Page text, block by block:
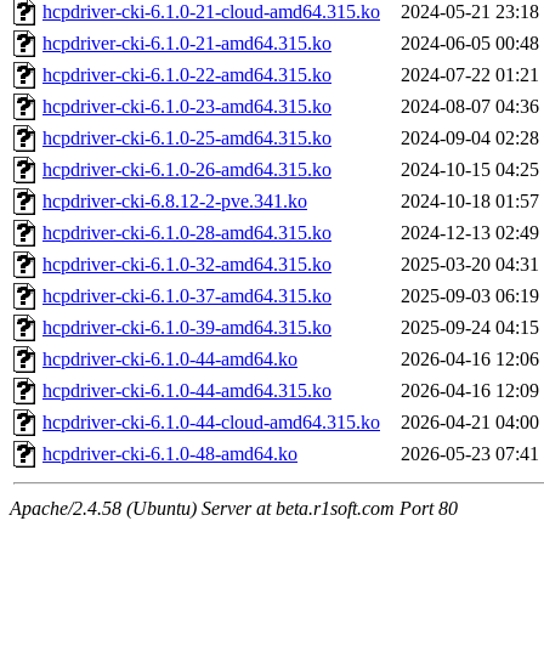
hcpdriver-cki-6.1.0-21-cloud-amd64.315.ko
2024-05-21 23:18
hcpdriver-cki-6.1.0-21-amd64.315.ko
2024-06-05 00:48
hcpdriver-cki-6.1.0-22-amd64.315.ko
2024-07-22 01:21
hcpdriver-cki-6.1.0-23-amd64.315.ko
2024-08-07 04:36
hcpdriver-cki-6.1.0-25-amd64.315.ko
2024-09-04 02:28
hcpdriver-cki-6.1.0-26-amd64.315.ko
2024-10-15 04:25
hcpdriver-cki-6.8.12-2-pve.341.ko
2024-10-18 01:57
hcpdriver-cki-6.1.0-28-amd64.315.ko
2024-12-13 02:49
hcpdriver-cki-6.1.0-32-amd64.315.ko
2025-03-20 04:31
hcpdriver-cki-6.1.0-37-amd64.315.ko
2025-09-03 06:19
hcpdriver-cki-6.1.0-39-amd64.315.ko
2025-09-24 04:15
hcpdriver-cki-6.1.0-44-amd64.ko
2026-04-16 12:06
hcpdriver-cki-6.1.0-44-amd64.315.ko
2026-04-16 12:09
hcpdriver-cki-6.1.0-44-cloud-amd64.315.ko
2026-04-21 04:00
hcpdriver-cki-6.1.0-48-amd64.ko
2026-05-23 07:41
Apache/2.4.58 (Ubuntu) Server at beta.r1soft.com Port 80